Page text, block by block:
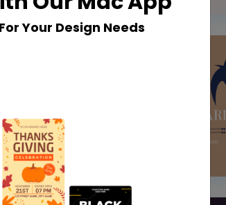
Your Design Needs